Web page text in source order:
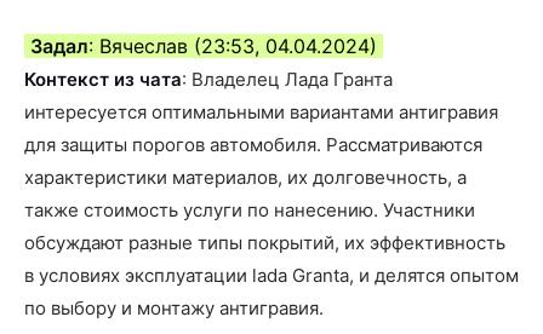
Задал: Вячеслав (23:53, 04.04.2024)
Контекст из чата: Владелец Лада Гранта
интересуется оптимальными вариантами антигравия
для защиты порогов автомобиля. Рассматриваются
характеристики материалов, их долговечность, а
также стоимость услуги по нанесению. Участники
обсуждают разные типы покрытий, их эффективность
в условиях эксплуатации lada Granta, и делятся опытом
по выбору и монтажу антигравия.